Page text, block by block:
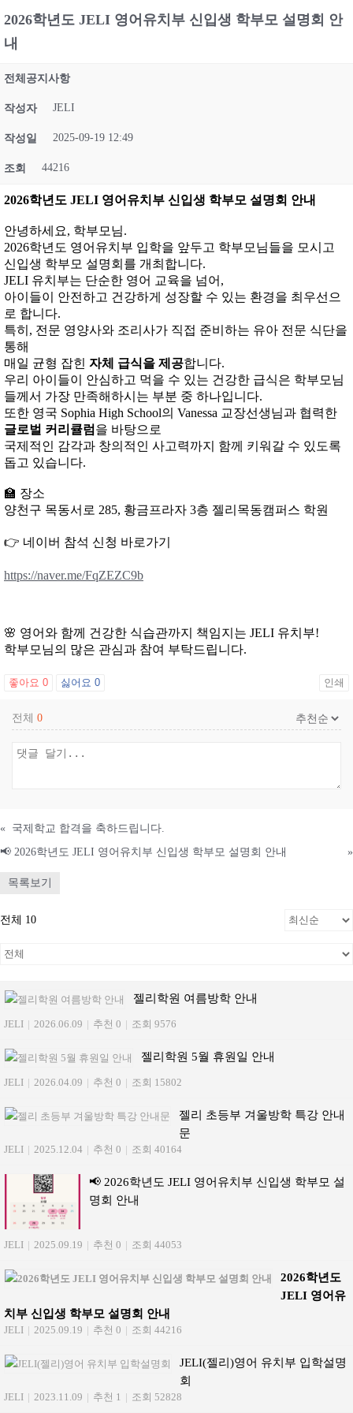
2026학년도 JELI 영어유치부 신입생 학부모 설명회 안
내
전체공지사항
작성자 JELI
작성일 2025-09-19 12:49
조회 44216
2026학년도 JELI 영어유치부 신입생 학부모 설명회 안내
안녕하세요, 학부모님.
2026학년도 영어유치부 입학을 앞두고 학부모님들을 모시고
신입생 학부모 설명회를 개최합니다.
JELI 유치부는 단순한 영어 교육을 넘어,
아이들이 안전하고 건강하게 성장할 수 있는 환경을 최우선으
로 합니다.
특히, 전문 영양사와 조리사가 직접 준비하는 유아 전문 식단을
통해
매일 균형 잡힌 자체 급식을 제공합니다.
우리 아이들이 안심하고 먹을 수 있는 건강한 급식은 학부모님
들께서 가장 만족해하시는 부분 중 하나입니다.
또한 영국 Sophia High School의 Vanessa 교장선생님과 협력한
글로벌 커리큘럼 을 바탕으로
국제적인 감각과 창의적인 사고력까지 함께 키워갈 수 있도록
돕고 있습니다.
🏫 장소
양천구 목동서로 285, 황금프라자 3층 젤리목동캠퍼스 학원
👉 네이버 참석 신청 바로가기
https://naver.me/FqZEZC9b
🌸 영어와 함께 건강한 식습관까지 책임지는 JELI 유치부!
학부모님의 많은 관심과 참여 부탁드립니다.
좋아요 0 싫어요 0 인쇄
전체 0
« 국제학교 합격을 축하드립니다.
📢 2026학년도 JELI 영어유치부 신입생 학부모 설명회 안내
»
목록보기
전체 10
젤리학원 여름방학 안내
JELI | 2026.06.09 | 추천 0 | 조회 9576
젤리학원 5월 휴원일 안내
JELI | 2026.04.09 | 추천 0 | 조회 15802
젤리 초등부 겨울방학 특강 안내
문
JELI | 2025.12.04 | 추천 0 | 조회 40164
📢 2026학년도 JELI 영어유치부 신입생 학부모 설
명회 안내
JELI | 2025.09.19 | 추천 0 | 조회 44053
2026학년도
JELI 영어유
치부 신입생 학부모 설명회 안내
JELI | 2025.09.19 | 추천 0 | 조회 44216
JELI(젤리)영어 유치부 입학설명
회
JELI | 2023.11.09 | 추천 1 | 조회 52828